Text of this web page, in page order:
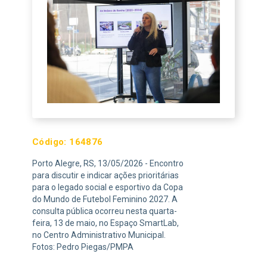
Código: 164876
Porto Alegre, RS, 13/05/2026 - Encontro
para discutir e indicar ações prioritárias
para o legado social e esportivo da Copa
do Mundo de Futebol Feminino 2027. A
consulta pública ocorreu nesta quarta-
feira, 13 de maio, no Espaço SmartLab,
no Centro Administrativo Municipal.
Fotos: Pedro Piegas/PMPA